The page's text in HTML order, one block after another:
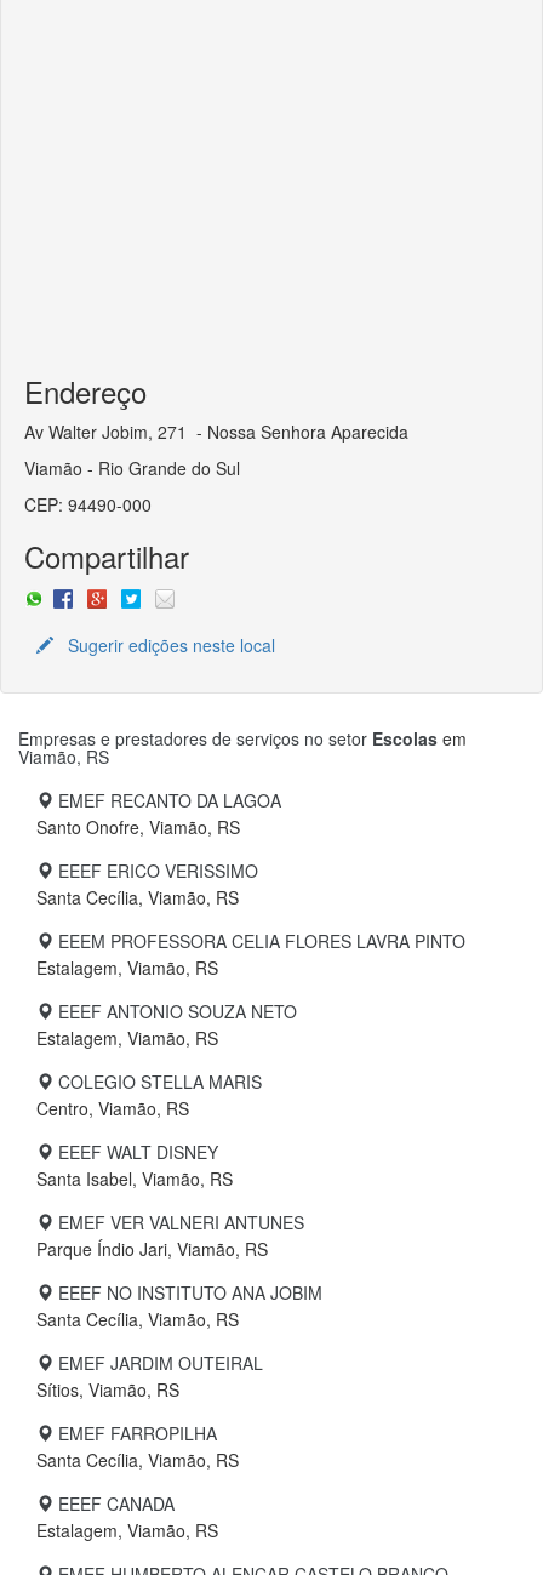
Endereço
Av Walter Jobim, 271 - Nossa Senhora Aparecida
Viamão - Rio Grande do Sul
CEP: 94490-000
Compartilhar
Sugerir edições neste local
Empresas e prestadores de serviços no setor Escolas em
Viamão, RS
EMEF RECANTO DA LAGOA
Santo Onofre, Viamão, RS
EEEF ERICO VERISSIMO
Santa Cecília, Viamão, RS
EEEM PROFESSORA CELIA FLORES LAVRA PINTO
Estalagem, Viamão, RS
EEEF ANTONIO SOUZA NETO
Estalagem, Viamão, RS
COLEGIO STELLA MARIS
Centro, Viamão, RS
EEEF WALT DISNEY
Santa Isabel, Viamão, RS
EMEF VER VALNERI ANTUNES
Parque Índio Jari, Viamão, RS
EEEF NO INSTITUTO ANA JOBIM
Santa Cecília, Viamão, RS
EMEF JARDIM OUTEIRAL
Sítios, Viamão, RS
EMEF FARROPILHA
Santa Cecília, Viamão, RS
EEEF CANADA
Estalagem, Viamão, RS